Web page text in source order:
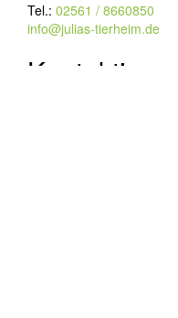
Tel.: 02561 / 8660850
info@julias-tierheim.de